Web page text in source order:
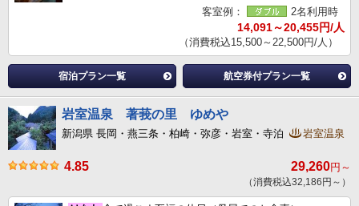
客室例：
2名利用時
14,091～20,455円/人
（消費税込15,500～22,500円/人）
宿泊プラン一覧 航空券付プラン一覧
岩室温泉 著莪の里 ゆめや
新潟県 長岡・燕三条・柏崎・弥彦・岩室・寺泊 岩室温泉
4.85 29,260円～
（消費税込32,186円～）